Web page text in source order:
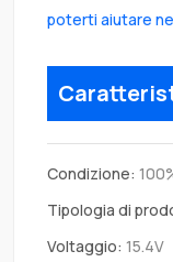
poterti aiutare
Condizione:
Tipologia di
Voltaggio: 15.4V